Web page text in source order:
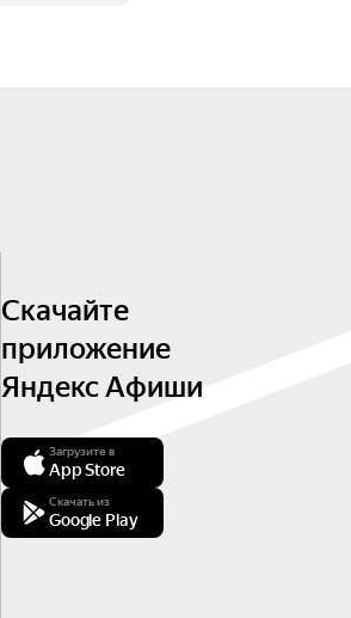
Скачайте
приложение
Яндекс Афиши
Загрузите в
App Store
Скачать из
Google Play